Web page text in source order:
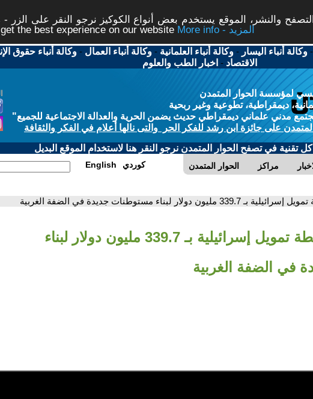
والنشر، الموقع يستخدم بعض أنواع الكوكيز نرجو النقر على الزر
the best experience on our website
More info - المزيد
-وكالة أنباء اليسار -وكالة أنباء العلمانية -وكالة أنباء العمال -وكالة أنباء حقوق
الاقتصاد - اخبار الطب والعلوم
لمؤسسة الحوار المتمدن
ديمقراطية، تطوعية وغير ربحية
مدني علماني ديمقراطي حديث يضمن الحرية والعدالة الاجتماعية للجميع"
على جائزة ابن رشد للفكر الحر والتى نالها أعلام في الفكر والثقافة
تقنية في تصفح الحوار المتمدن نرجو النقر هنا لاستخدام الموقع البديل
الحوار المتمدن مراكز English كوردي
بـ 339.7 مليون دولار لبناء مستوطنات جديدة في الضفة الغربية
- خطة تمويل إسرائيلية بـ 339.7 مليون دولار لبناء
في الضفة الغربية